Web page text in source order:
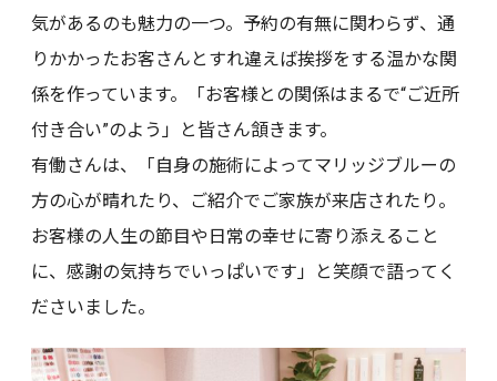
気があるのも魅力の一つ。予約の有無に関わらず、通
りかかったお客さんとすれ違えば挨拶をする温かな関
係を作っています。「お客様との関係はまるで“ご近所
付き合い”のよう」と皆さん頷きます。
有働さんは、「自身の施術によってマリッジブルーの
方の心が晴れたり、ご紹介でご家族が来店されたり。
お客様の人生の節目や日常の幸せに寄り添えること
に、感謝の気持ちでいっぱいです」と笑顔で語ってく
ださいました。